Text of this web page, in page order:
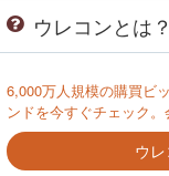
ウレコンとは？
6,000万人規模の購買ビ
ンドを今すぐチェック。
ウ